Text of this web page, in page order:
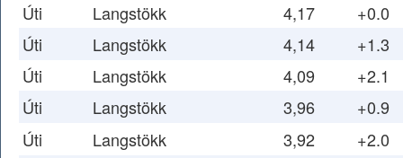
Úti
Langstökk 4,17
+0.0
Úti
Langstökk 4,14
+1.3
Úti
Langstökk 4,09
+2.1
Úti
Langstökk 3,96
+0.9
Úti
Langstökk 3,92
+2.0